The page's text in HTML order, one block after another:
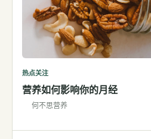
代谢健康
生殖健康
运动
睡眠
热点关注
营养如何影响你的月经
何不思营养